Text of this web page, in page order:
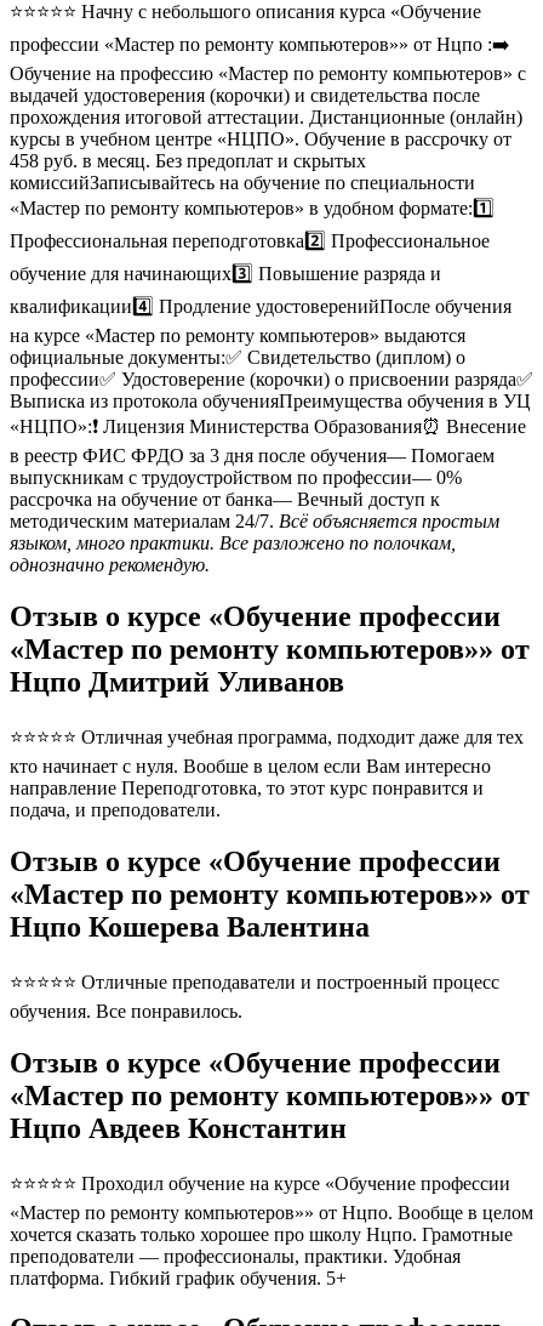
⭐⭐⭐⭐⭐ Начну с небольшого описания курса «Обучение
профессии «Мастер по ремонту компьютеров»» от Нцпо :➡️
Обучение на профессию «Мастер по ремонту компьютеров» с
выдачей удостоверения (корочки) и свидетельства после
прохождения итоговой аттестации. Дистанционные (онлайн)
курсы в учебном центре «НЦПО». Обучение в рассрочку от
458 руб. в месяц. Без предоплат и скрытых
комиссийЗаписывайтесь на обучение по специальности
«Мастер по ремонту компьютеров» в удобном формате:1️⃣
Профессиональная переподготовка2️⃣ Профессиональное
обучение для начинающих3️⃣ Повышение разряда и
квалификации4️⃣ Продление удостоверенийПосле обучения
на курсе «Мастер по ремонту компьютеров» выдаются
официальные документы:✅ Свидетельство (диплом) о
профессии✅ Удостоверение (корочки) о присвоении разряда✅
Выписка из протокола обученияПреимущества обучения в УЦ
«НЦПО»:❗️ Лицензия Министерства Образования⏰ Внесение
в реестр ФИС ФРДО за 3 дня после обучения— Помогаем
выпускникам с трудоустройством по профессии— 0%
рассрочка на обучение от банка— Вечный доступ к
методическим материалам 24/7. Всё объясняется простым
языком, много практики. Все разложено по полочкам,
однозначно рекомендую.
Отзыв о курсе «Обучение профессии
«Мастер по ремонту компьютеров»» от
Нцпо Дмитрий Уливанов
⭐⭐⭐⭐⭐ Отличная учебная программа, подходит даже для тех
кто начинает с нуля. Вообше в целом если Вам интересно
направление Переподготовка, то этот курс понравится и
подача, и преподователи.
Отзыв о курсе «Обучение профессии
«Мастер по ремонту компьютеров»» от
Нцпо Кошерева Валентина
⭐⭐⭐⭐⭐ Отличные преподаватели и построенный процесс
обучения. Все понравилось.
Отзыв о курсе «Обучение профессии
«Мастер по ремонту компьютеров»» от
Нцпо Авдеев Константин
⭐⭐⭐⭐⭐ Проходил обучение на курсе «Обучение профессии
«Мастер по ремонту компьютеров»» от Нцпо. Вообще в целом
хочется сказать только хорошее про школу Нцпо. Грамотные
преподователи — профессионалы, практики. Удобная
платформа. Гибкий график обучения. 5+